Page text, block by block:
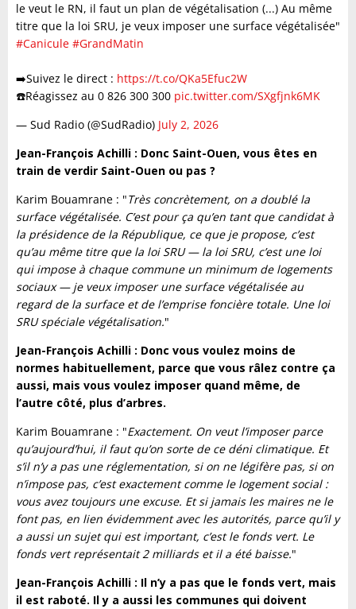
le veut le RN, il faut un plan de végétalisation (...) Au même
titre que la loi SRU, je veux imposer une surface végétalisée"
#Canicule #GrandMatin
➡️Suivez le direct : https://t.co/QKa5Efuc2W
☎️Réagissez au 0 826 300 300 pic.twitter.com/SXgfjnk6MK
— Sud Radio (@SudRadio) July 2, 2026
Jean-François Achilli : Donc Saint-Ouen, vous êtes en
train de verdir Saint-Ouen ou pas ?
Karim Bouamrane : "Très concrètement, on a doublé la
surface végétalisée. C’est pour ça qu’en tant que candidat à
la présidence de la République, ce que je propose, c’est
qu’au même titre que la loi SRU — la loi SRU, c’est une loi
qui impose à chaque commune un minimum de logements
sociaux — je veux imposer une surface végétalisée au
regard de la surface et de l’emprise foncière totale. Une loi
SRU spéciale végétalisation."
Jean-François Achilli : Donc vous voulez moins de
normes habituellement, parce que vous râlez contre ça
aussi, mais vous voulez imposer quand même, de
l’autre côté, plus d’arbres.
Karim Bouamrane : "Exactement. On veut l’imposer parce
qu’aujourd’hui, il faut qu’on sorte de ce déni climatique. Et
s’il n’y a pas une réglementation, si on ne légifère pas, si on
n’impose pas, c’est exactement comme le logement social :
vous avez toujours une excuse. Et si jamais les maires ne le
font pas, en lien évidemment avec les autorités, parce qu’il y
a aussi un sujet qui est important, c’est le fonds vert. Le
fonds vert représentait 2 milliards et il a été baisse."
Jean-François Achilli : Il n’y a pas que le fonds vert, mais
il est raboté. Il y a aussi les communes qui doivent